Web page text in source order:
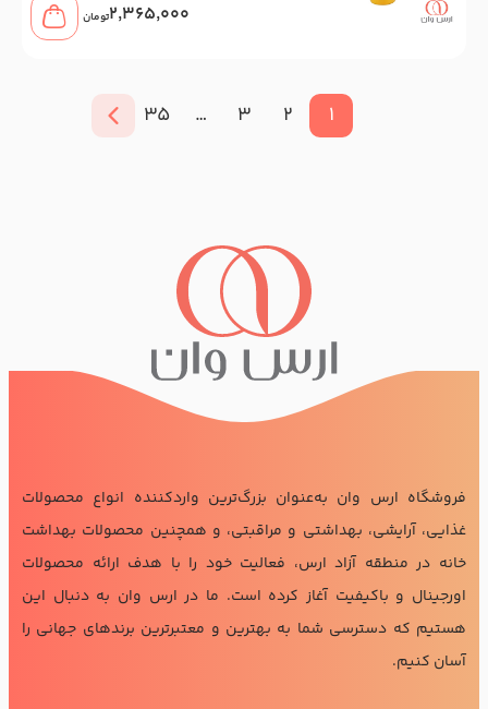
2,365,000تومان
1
2
3
…
35
فروشگاه ارس وان به‌عنوان بزرگ‌ترین واردکننده انواع محصولات
غذایی، آرایشی، بهداشتی و مراقبتی، و همچنین محصولات بهداشت
خانه در منطقه آزاد ارس، فعالیت خود را با هدف ارائه محصولات
اورجینال و باکیفیت آغاز کرده است. ما در ارس وان به دنبال این
هستیم که دسترسی شما به بهترین و معتبرترین برندهای جهانی را
آسان کنیم.